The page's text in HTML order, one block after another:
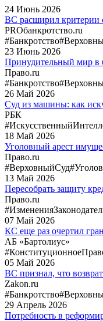
24 Июнь 2026
ВС расширил критерии
PROбанкротство.ru
#Банкротство
23 Июнь 2026
Принудительный мир в
Право.ru
#Банкротство
26 Май 2026
Суд из машины: как
РБК
18 Май 2026
Уголовный арест
Право.ru
#ВерховныйСуд
13 Май 2026
Пересобрать защиту
Право.ru
07 Май 2026
КС еще раз очертил
АБ «Бартолиус»
05 Май 2026
ВС признал, что
Zakon.ru
#Банкротство
29 Апрель 2026
Потребность в